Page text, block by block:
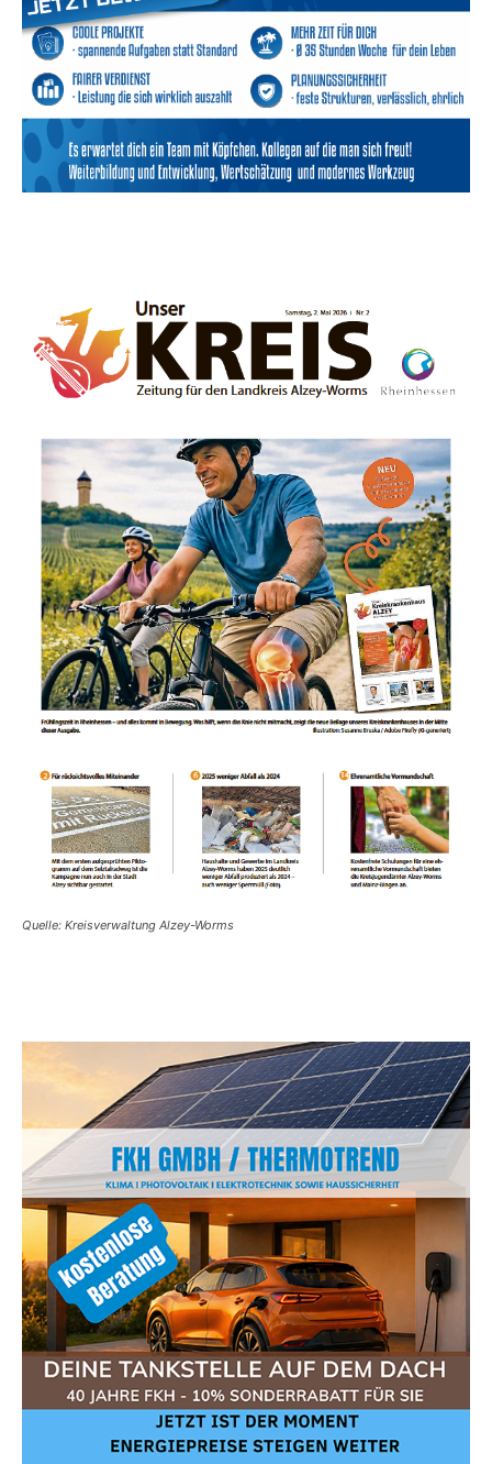
Quelle: Kreisverwaltung Alzey-Worms